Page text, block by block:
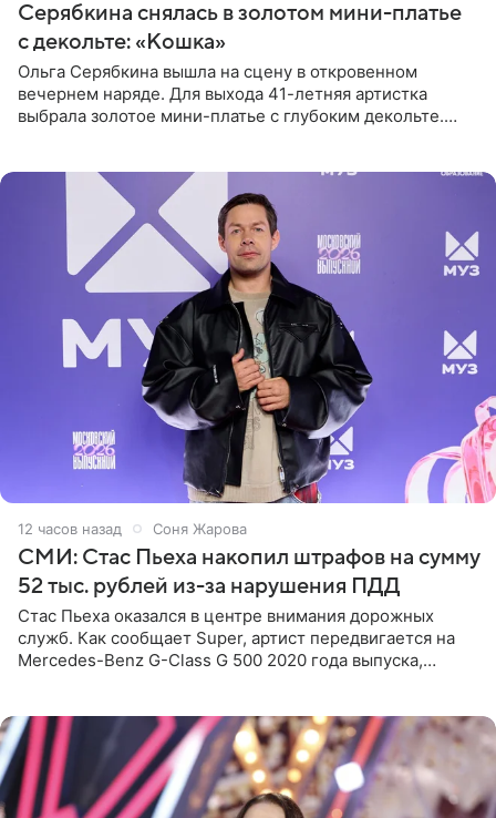
Серябкина снялась в золотом мини-платье
с декольте: «Кошка»
Ольга Серябкина вышла на сцену в откровенном
вечернем наряде. Для выхода 41-летняя артистка
выбрала золотое мини-платье с глубоким декольте.
12 часов назад Соня Жарова
СМИ: Стас Пьеха накопил штрафов на сумму
52 тыс. рублей из-за нарушения ПДД
Стас Пьеха оказался в центре внимания дорожных
служб. Как сообщает Super, артист передвигается на
Mercedes-Benz G-Class G 500 2020 года выпуска,